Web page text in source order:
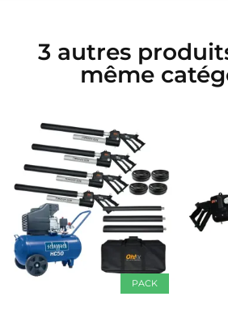
3 autres
même
PACK